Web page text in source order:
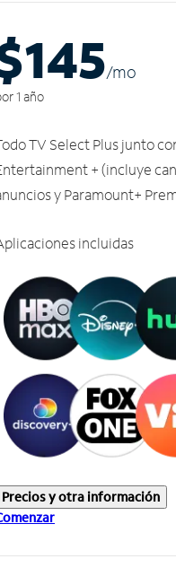
/mo
1 año
TV Select Plus junto
+ (incluye
y Paramount+
incluidas
Precios y otra información